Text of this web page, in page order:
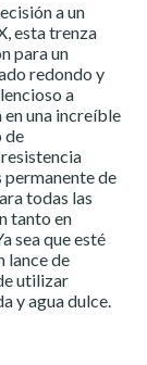
a un
esta trenza
para un
redondo y
a
en una increíble
de
permanente de
todas las
tanto en
sea que esté
lance de
utilizar
y agua dulce.